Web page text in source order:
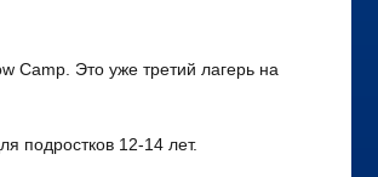
Camp. Это уже третий лагерь на
подростков 12-14 лет.